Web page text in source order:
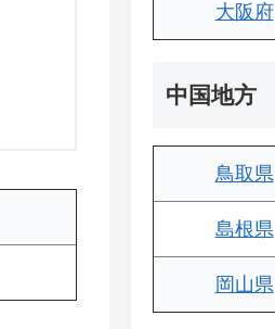
大阪府
中国地方
鳥取県
島根県
岡山県